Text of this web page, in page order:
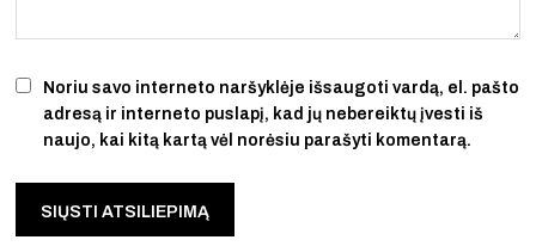
Noriu savo interneto naršyklėje išsaugoti vardą, el. pašto
adresą ir interneto puslapį, kad jų nebereiktų įvesti iš
naujo, kai kitą kartą vėl norėsiu parašyti komentarą.